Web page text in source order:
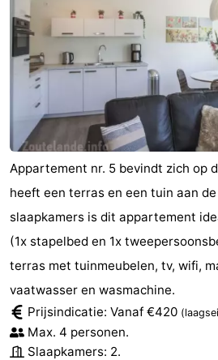
Appartement nr. 5 bevindt zich op
heeft een terras en een tuin aan
slaapkamers is dit appartement
(1x stapelbed en 1x
terras met tuinmeubelen, tv, wifi,
vaatwasser en wasmachine.
Prijsindicatie: Vanaf €420
Max. 4 personen.
Slaapkamers: 2.